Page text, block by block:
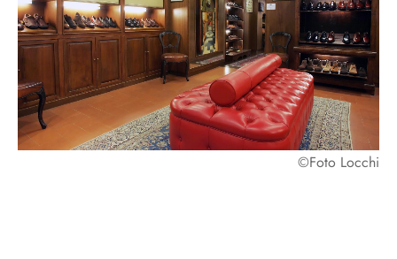
©Foto Locchi